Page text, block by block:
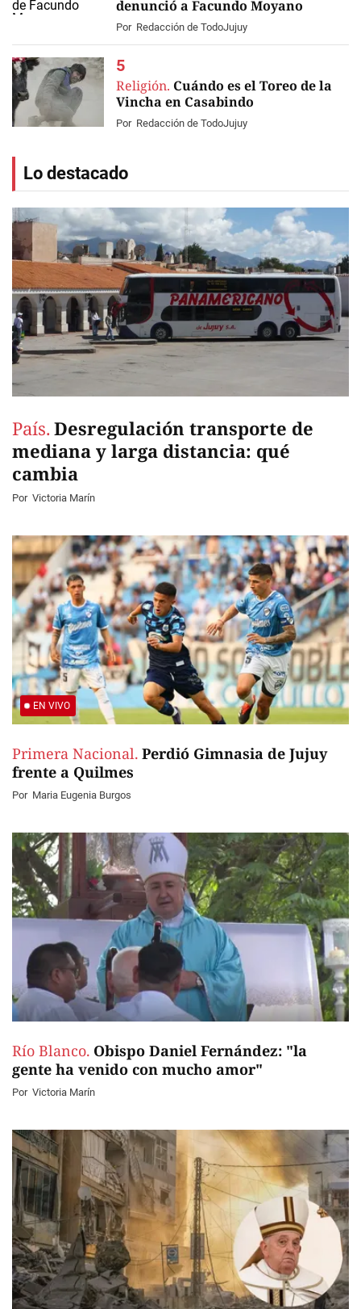
denunció a Facundo Moyano
Por Redacción de TodoJujuy
Religión. Cuándo es el Toreo de la
Vincha en Casabindo
Por Redacción de TodoJujuy
Lo destacado
País. Desregulación transporte de
mediana y larga distancia: qué
cambia
Por Victoria Marín
EN VIVO
Primera Nacional. Perdió Gimnasia de Jujuy
frente a Quilmes
Por Maria Eugenia Burgos
Río Blanco. Obispo Daniel Fernández: "la
gente ha venido con mucho amor"
Por Victoria Marín